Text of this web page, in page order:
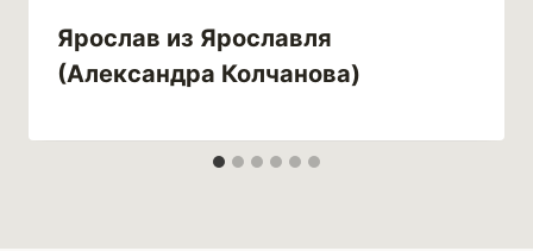
Ярослав из Ярославля
(Александра Колчанова)